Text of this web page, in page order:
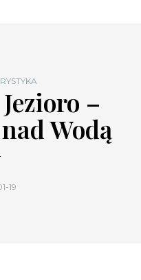
–
Wodą
19